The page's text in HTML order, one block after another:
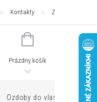
Kontakty Zásilkovna -
NÁKUPNÝ
Prázdny košík
Ozdoby do vlasov